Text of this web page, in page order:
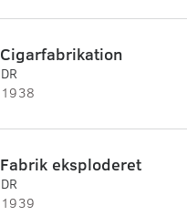
Cigarfabrikation
DR
1938
Fabrik eksploderet
DR
1939